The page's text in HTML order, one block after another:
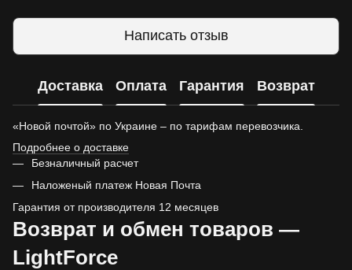
Написать отзыв
Доставка Оплата Гарантия Возврат
«Новой почтой» по Украине – по тарифам перевозчика.
Подробнее о доставке
Безналичный расчет
Наложеный платеж Новая Почта
Гарантия от производителя 12 месяцев
Возврат и обмен товаров —
LightForce